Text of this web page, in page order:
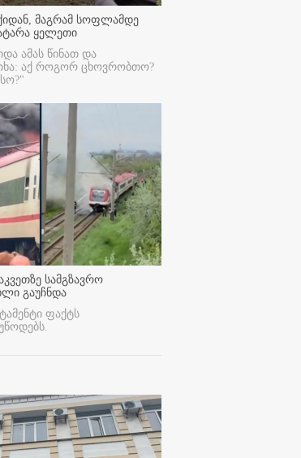
მაგრამ სოფლამდე
ყელეთი
ამას წინათ და
აქ როგორ ცხოვრობთო?
სამგზავრო
გაუჩნდა
ფაქტს